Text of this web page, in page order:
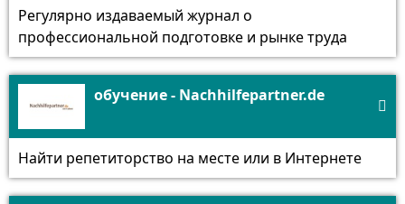
Регулярно издаваемый журнал о
профессиональной подготовке и рынке труда
обучение - Nachhilfepartner.de

Найти репетиторство на месте или в Интернете